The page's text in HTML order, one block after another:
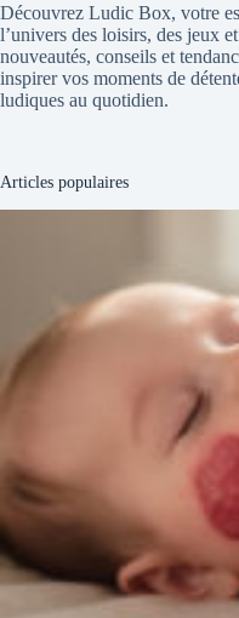
Découvrez Ludic Box, votre
l’univers des loisirs, des jeux
nouveautés, conseils et
inspirer vos moments de
ludiques au quotidien.
Articles populaires